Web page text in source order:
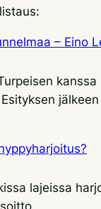
– Eino
lajeissa